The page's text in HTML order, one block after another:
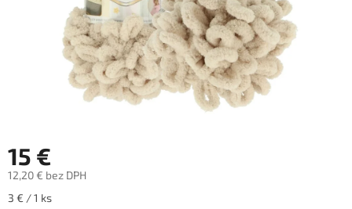
15 €
12,20 € bez DPH
Jednotková
3 € / 1 ks